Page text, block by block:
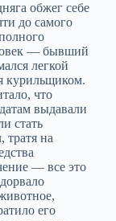
обжег себе
до самого
— бывший
легкой
курильщиком.
что
выдавали
стать
тратя на
— все это
его